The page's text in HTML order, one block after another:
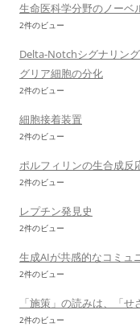
生命医科学分野のノーベ
2件のビュー
Delta-Notchシグナリン
グリア細胞の分化
2件のビュー
細胞接着装置
2件のビュー
ポルフィリンの生合成反
2件のビュー
レプチン発見史
2件のビュー
生成AIが共感的なコミュ
2件のビュー
「施策」の読みは、「
2件のビュー